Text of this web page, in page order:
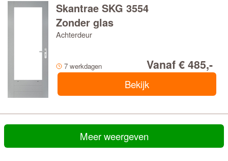
Skantrae SKG 3554
Zonder glas
Achterdeur
7 werkdagen Vanaf € 485,-
Bekijk
Meer weergeven